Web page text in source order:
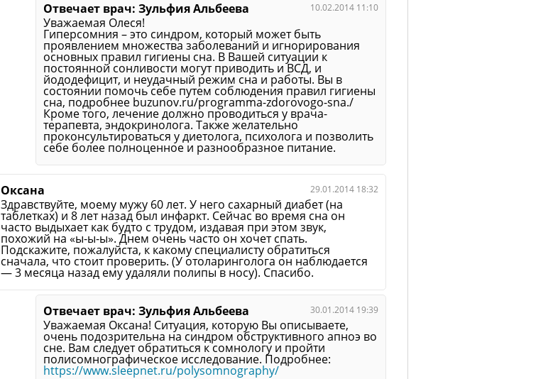
Отвечает врач: Зульфия Альбеева 10.02.2014 11:10
Уважаемая Олеся!
Гиперсомния – это синдром, который может быть
проявлением множества заболеваний и игнорирования
основных правил гигиены сна. В Вашей ситуации к
постоянной сонливости могут приводить и ВСД, и
йододефицит, и неудачный режим сна и работы. Вы в
состоянии помочь себе путем соблюдения правил гигиены
сна, подробнее buzunov.ru/programma-zdorovogo-sna./
Кроме того, лечение должно проводиться у врача-
терапевта, эндокринолога. Также желательно
проконсультироваться у диетолога, психолога и позволить
себе более полноценное и разнообразное питание.
Оксана 29.01.2014 18:32
Здравствуйте, моему мужу 60 лет. У него сахарный диабет (на
таблетках) и 8 лет назад был инфаркт. Сейчас во время сна он
часто выдыхает как будто с трудом, издавая при этом звук,
похожий на «ы-ы-ы». Днем очень часто он хочет спать.
Подскажите, пожалуйста, к какому специалисту обратиться
сначала, что стоит проверить. (У отоларинголога он наблюдается
— 3 месяца назад ему удаляли полипы в носу). Спасибо.
Отвечает врач: Зульфия Альбеева 30.01.2014 19:39
Уважаемая Оксана! Ситуация, которую Вы описываете,
очень подозрительна на синдром обструктивного апноэ во
сне. Вам следует обратиться к сомнологу и пройти
полисомнографическое исследование. Подробнее:
https://www.sleepnet.ru/polysomnography/